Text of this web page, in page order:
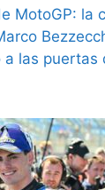
MotoGP: la
las puertas